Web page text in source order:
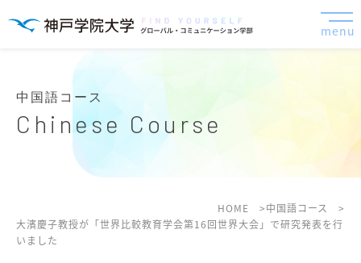
menu
Chinese Course
中国語コース
HOME
中国語コース
大濱慶子教授が「世界比較教育学会第16回世界大会」で研究発表を行
いました